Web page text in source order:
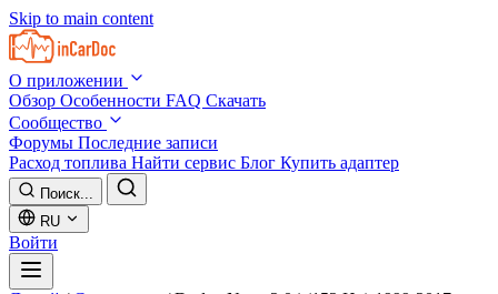
Skip to main content
О приложении
Обзор Особенности FAQ Скачать
Сообщество
Форумы Последние записи
Расход топлива Найти сервис Блог Купить адаптер
Поиск...
RU
Войти